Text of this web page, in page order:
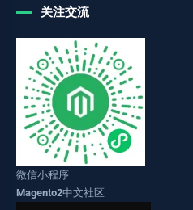
关注交流
微信小程序
Magento2中文社区